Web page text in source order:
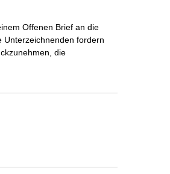
Offenen Brief an die
Unterzeichnenden fordern
die